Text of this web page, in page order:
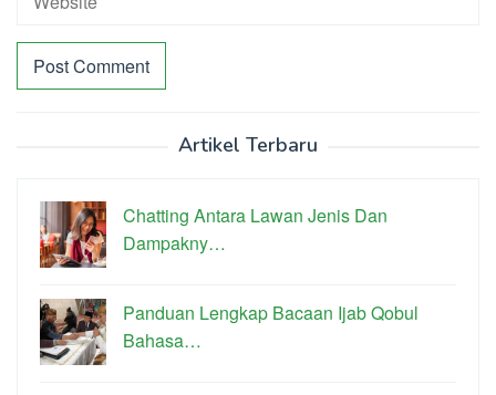
Artikel Terbaru
Chatting Antara Lawan Jenis Dan
Dampakny…
Panduan Lengkap Bacaan Ijab Qobul
Bahasa…